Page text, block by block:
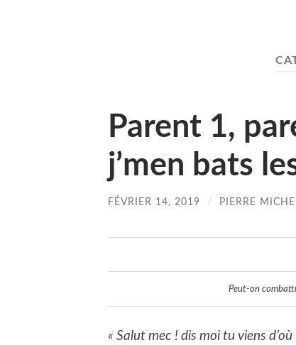
Parent 1,
j’men bats
FÉVRIER 14, 2019 / PIERRE
Peut-on
« Salut mec ! dis moi tu viens d’où